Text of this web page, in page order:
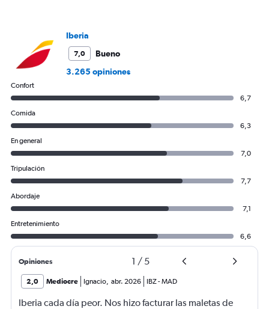
Iberia
7,0
Bueno
3.265 opiniones
Confort
6,7
Comida
6,3
En general
7,0
Tripulación
7,7
Abordaje
7,1
Entretenimiento
6,6
Opiniones 1 / 5
2,0 Mediocre Ignacio abr. 2026 IBZ-MAD
Iberia cada día peor. Nos hizo facturar las maletas de